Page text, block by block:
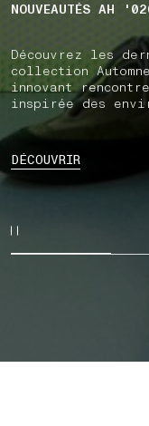
NOUVEAUTÉS AH
Découvrez les
collection
innovant
inspirée des
DÉCOUVRIR